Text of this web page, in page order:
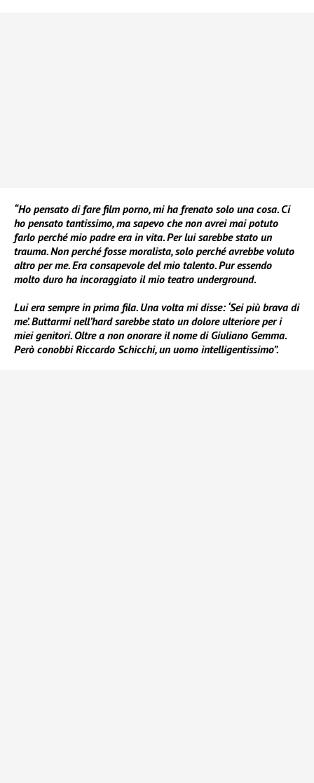
“Ho pensato di fare film porno, mi ha frenato solo una cosa. Ci
ho pensato tantissimo, ma sapevo che non avrei mai potuto
farlo perché mio padre era in vita. Per lui sarebbe stato un
trauma. Non perché fosse moralista, solo perché avrebbe voluto
altro per me. Era consapevole del mio talento. Pur essendo
molto duro ha incoraggiato il mio teatro underground.
Lui era sempre in prima fila. Una volta mi disse: ‘Sei più brava di
me’. Buttarmi nell’hard sarebbe stato un dolore ulteriore per i
miei genitori. Oltre a non onorare il nome di Giuliano Gemma.
Però conobbi Riccardo Schicchi, un uomo intelligentissimo”.